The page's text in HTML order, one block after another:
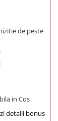
de peste
in Cos
detalii bonus